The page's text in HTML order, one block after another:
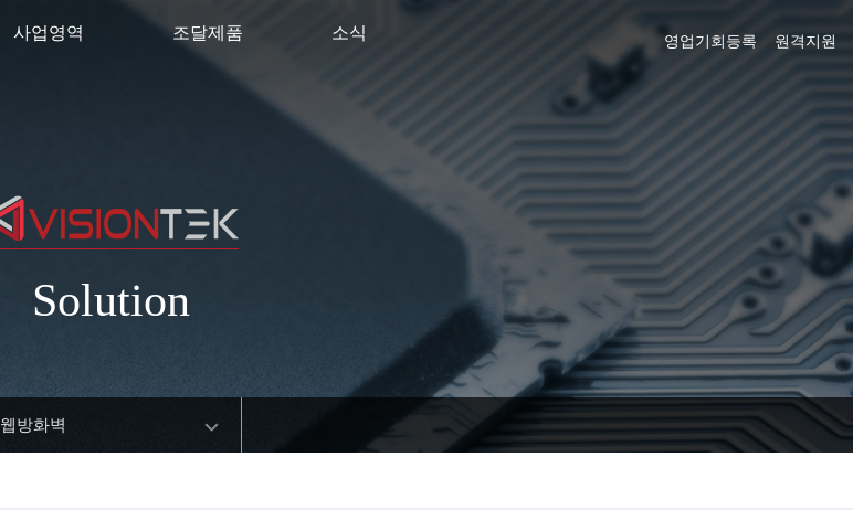
원격지원
영업기회등록
사업영역 조달제품 소식
Solution
웹방화벽